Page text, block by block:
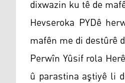
dixwazin ku tê de
Hevseroka PYDê
mafên me di destûrê
Perwîn Yûsif rola
û parastina aştiyê li